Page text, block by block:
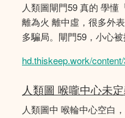
人類圖閘門59 真的 學懂
離為火 離中虛，很多外
多騙局。閘門59，小心被
hd.thiskeep.work/
人類圖 喉嚨中心未
人類圖中 喉輪中心空白